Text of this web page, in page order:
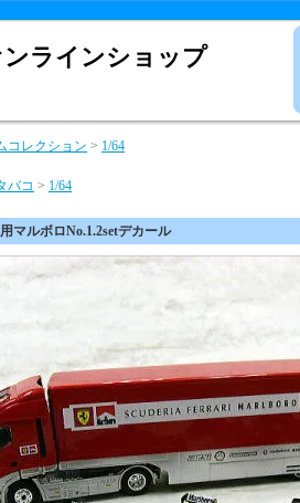
ラインショップ
コレクション > 1/64
バコ > 1/64
マルボロNo.1.2setデカール